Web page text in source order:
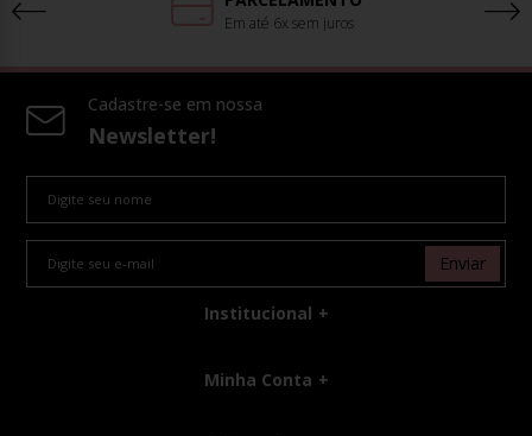
Em até 6x sem juros
Cadastre-se em nossa
Newsletter!
Enviar
Institucional
Minha Conta